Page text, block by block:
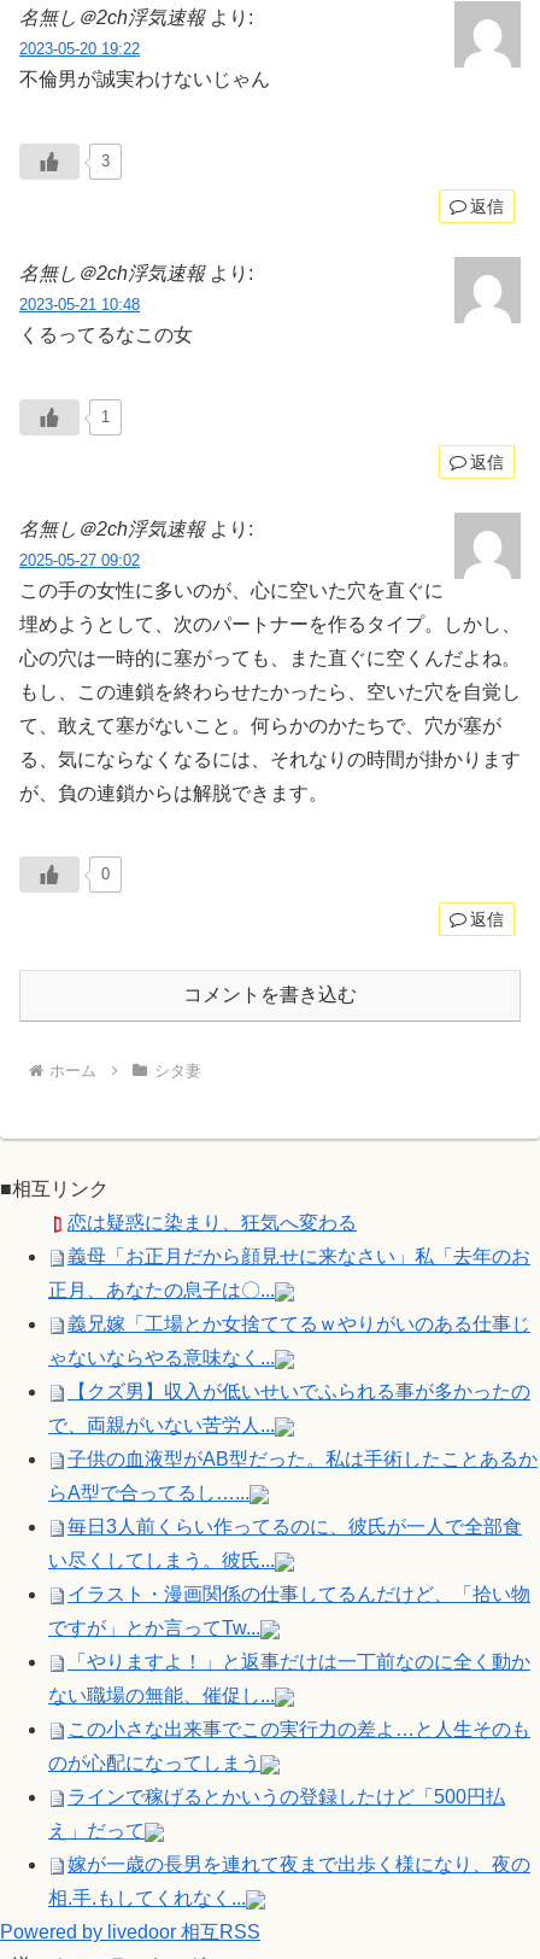
名無し＠2ch浮気速報 より:
2023-05-20 19:22
不倫男が誠実わけないじゃん
3
返信
名無し＠2ch浮気速報 より:
2023-05-21 10:48
くるってるなこの女
1
返信
名無し＠2ch浮気速報 より:
2025-05-27 09:02
この手の女性に多いのが、心に空いた穴を直ぐに
埋めようとして、次のパートナーを作るタイプ。しかし、
心の穴は一時的に塞がっても、また直ぐに空くんだよね。
もし、この連鎖を終わらせたかったら、空いた穴を自覚し
て、敢えて塞がないこと。何らかのかたちで、穴が塞が
る、気にならなくなるには、それなりの時間が掛かります
が、負の連鎖からは解脱できます。
0
返信
コメントを書き込む
ホーム シタ妻
■相互リンク
恋は疑惑に染まり、狂気へ変わる
義母「お正月だから顔見せに来なさい」私「去年のお
正月、あなたの息子は〇...
義兄嫁「工場とか女捨ててるｗやりがいのある仕事じ
ゃないならやる意味なく...
【クズ男】収入が低いせいでふられる事が多かったの
で、両親がいない苦労人...
子供の血液型がAB型だった。私は手術したことあるか
らA型で合ってるし…...
毎日3人前くらい作ってるのに、彼氏が一人で全部食
い尽くしてしまう。彼氏...
イラスト・漫画関係の仕事してるんだけど、「拾い物
ですが」とか言ってTw...
「やりますよ！」と返事だけは一丁前なのに全く動か
ない職場の無能、催促し...
この小さな出来事でこの実行力の差よ…と人生そのも
のが心配になってしまう
ラインで稼げるとかいうの登録したけど「500円払
え」だって
嫁が一歳の長男を連れて夜まで出歩く様になり、夜の
相.手.もしてくれなく...
Powered by livedoor 相互RSS